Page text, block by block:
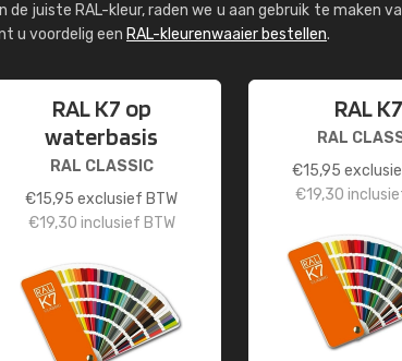
de juiste RAL-kleur, raden we u aan gebruik te maken
u voordelig een RAL-kleurenwaaier bestellen.
RAL K7 op
waterbasis
RAL CLASSIC
€15,95 exclusief BTW
€19,30 inclusief BTW
RAL K7
RAL
€15,95
€19,30